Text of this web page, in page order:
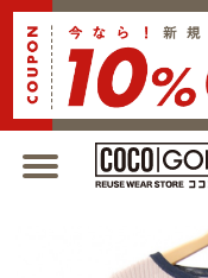
新規会員登録でクーポ